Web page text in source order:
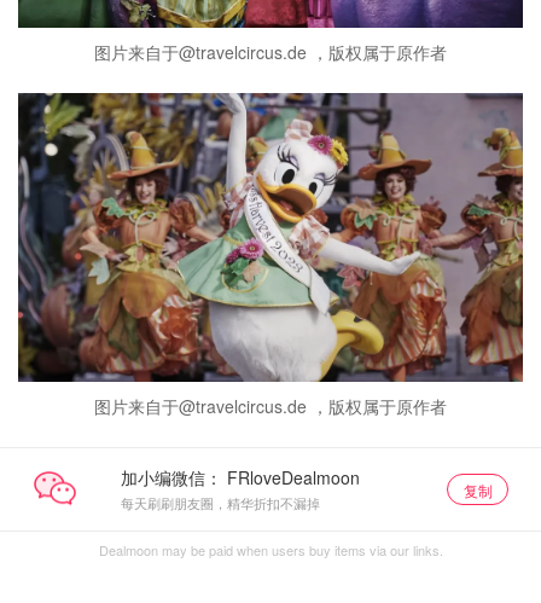
图片来自于@travelcircus.de ，版权属于原作者
图片来自于@travelcircus.de ，版权属于原作者
加小编微信：
每天刷刷朋友圈，精华折扣不漏掉
复制
Dealmoon may be paid when users buy items via our links.